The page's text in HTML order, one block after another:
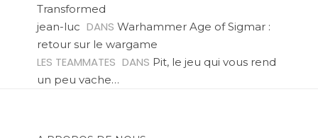
Transformed
jean-luc DANS Warhammer Age of Sigmar :
retour sur le wargame
LES TEAMMATES DANS Pit, le jeu qui vous rend
un peu vache…